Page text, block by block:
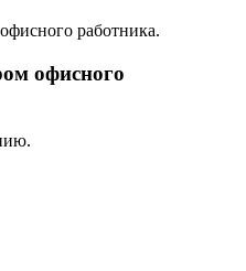
офисного